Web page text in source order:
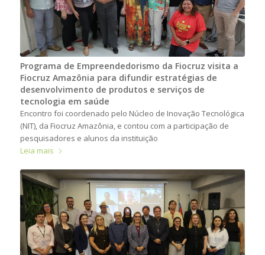
Programa de Empreendedorismo da Fiocruz visita a
Fiocruz Amazônia para difundir estratégias de
desenvolvimento de produtos e serviços de
tecnologia em saúde
Encontro foi coordenado pelo Núcleo de Inovação Tecnológica
(NIT), da Fiocruz Amazônia, e contou com a participação de
pesquisadores e alunos da instituição
Leia mais